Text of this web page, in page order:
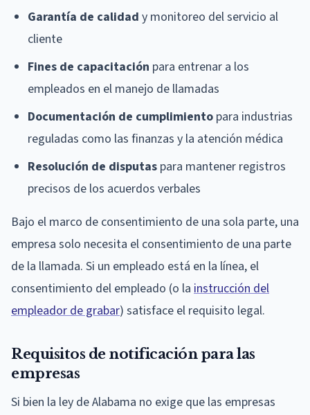
Garantía de calidad y monitoreo del servicio al
cliente
Fines de capacitación para entrenar a los
empleados en el manejo de llamadas
Documentación de cumplimiento para industrias
reguladas como las finanzas y la atención médica
Resolución de disputas para mantener registros
precisos de los acuerdos verbales
Bajo el marco de consentimiento de una sola parte, una
empresa solo necesita el consentimiento de una parte
de la llamada. Si un empleado está en la línea, el
consentimiento del empleado (o la instrucción del
empleador de grabar) satisface el requisito legal.
Requisitos de notificación para las
empresas
Si bien la ley de Alabama no exige que las empresas